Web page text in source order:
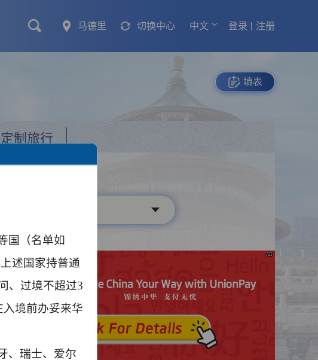
马德里 切换中心 中文 登录 注册
填表
制旅行
AD
国（名单如
述国家持普通
、过境不超过3
境前办妥来华
、瑞士、爱尔